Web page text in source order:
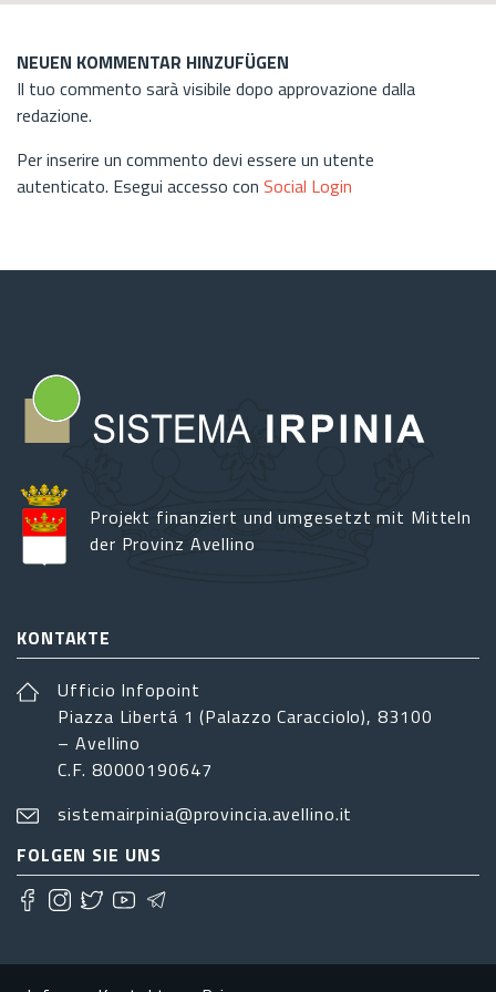
NEUEN KOMMENTAR HINZUFÜGEN
Il tuo commento sarà visibile dopo approvazione dalla
redazione.
Per inserire un commento devi essere un utente
autenticato. Esegui accesso con Social Login
Projekt finanziert und umgesetzt mit Mitteln
der Provinz Avellino
KONTAKTE
Ufficio Infopoint
Piazza Libertá 1 (Palazzo Caracciolo), 83100
– Avellino
C.F. 80000190647
sistemairpinia@provincia.avellino.it
FOLGEN SIE UNS